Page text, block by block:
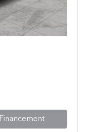
Financement